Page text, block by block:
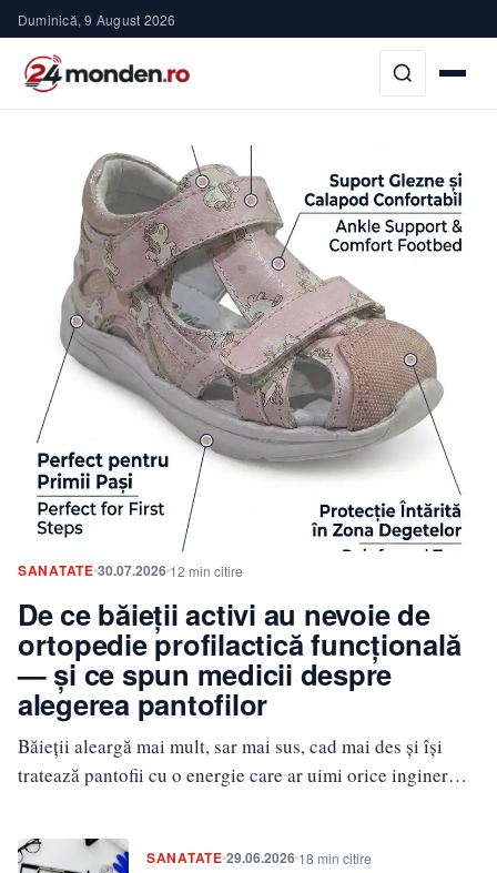
Duminică, 9 August 2026
SANATATE 30.07.202612 min citire
De ce băieții activi au nevoie de
ortopedie profilactică funcțională
— și ce spun medicii despre
alegerea pantofilor
Băieții aleargă mai mult, sar mai sus, cad mai des și își
tratează pantofii cu o energie care ar uimi orice inginer…
SANATATE 29.06.202618 min citire